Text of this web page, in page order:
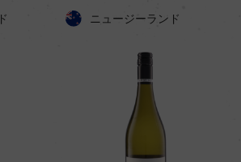
ニュージーランド ニュージー